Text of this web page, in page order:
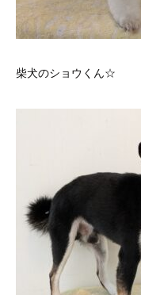
柴犬のショウくん☆